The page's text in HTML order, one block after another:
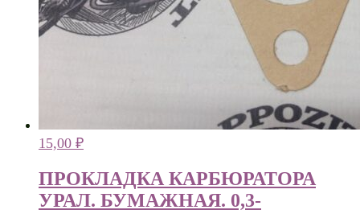
15,00 ₽
ПРОКЛАДКА КАРБЮРАТОРА
УРАЛ. БУМАЖНАЯ. 0,3-